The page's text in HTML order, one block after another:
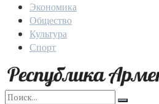
Экономика
Общество
Культура
Спорт